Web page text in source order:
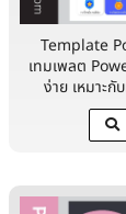
Template
เทมเพลต
ง่าย เหมาะกั